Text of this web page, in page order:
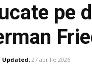
pe
Updated: 27 aprilie 2026